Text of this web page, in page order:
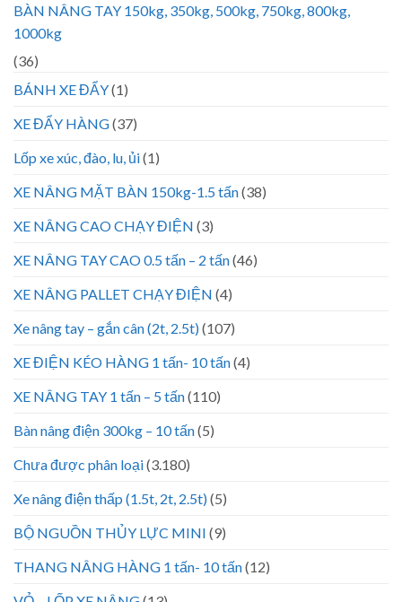
BÀN NÂNG TAY 150kg, 350kg, 500kg, 750kg, 800kg,
1000kg
(36)
BÁNH XE ĐẨY(1)
XE ĐẨY HÀNG(37)
Lốp xe xúc, đào, lu, ủi(1)
XE NÂNG MẶT BÀN 150kg-1.5 tấn(38)
XE NÂNG CAO CHẠY ĐIỆN (3)
XE NÂNG TAY CAO 0.5 tấn – 2 tấn(46)
XE NÂNG PALLET CHẠY ĐIỆN (4)
Xe nâng tay – gắn cân (2t, 2.5t)(107)
XE ĐIỆN KÉO HÀNG 1 tấn- 10 tấn(4)
XE NÂNG TAY 1 tấn – 5 tấn(110)
Bàn nâng điện 300kg – 10 tấn(5)
Chưa được phân loại(3.180)
Xe nâng điện thấp (1.5t, 2t, 2.5t)(5)
BỘ NGUỒN THỦY LỰC MINI (9)
THANG NÂNG HÀNG 1 tấn- 10 tấn(12)